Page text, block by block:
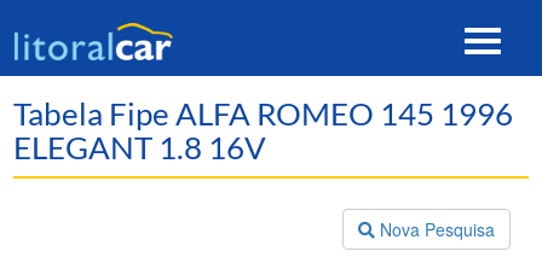
Toggle
Tabela Fipe ALFA ROMEO 145 1996
ELEGANT 1.8 16V
Nova Pesquisa